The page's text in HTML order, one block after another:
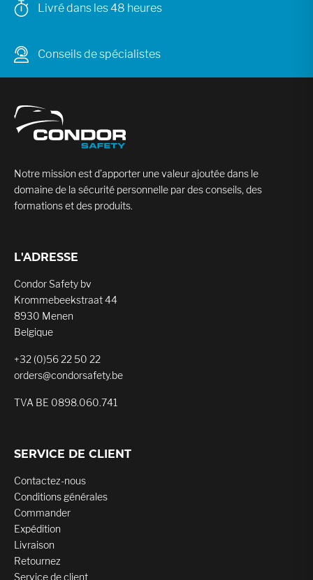
Livré dans les 48 heures
Conseils de spécialistes
Notre mission est d’apporter une valeur ajoutée dans le
domaine de la sécurité personnelle par des conseils, des
formations et des produits.
L'ADRESSE
Condor Safety bv
Krommebeekstraat 44
8930 Menen
Belgique
+32 (0)56 22 50 22
orders@condorsafety.be
TVA BE 0898.060.741
SERVICE DE CLIENT
Contactez-nous
Conditions générales
Commander
Expédition
Livraison
Retournez
Service de client